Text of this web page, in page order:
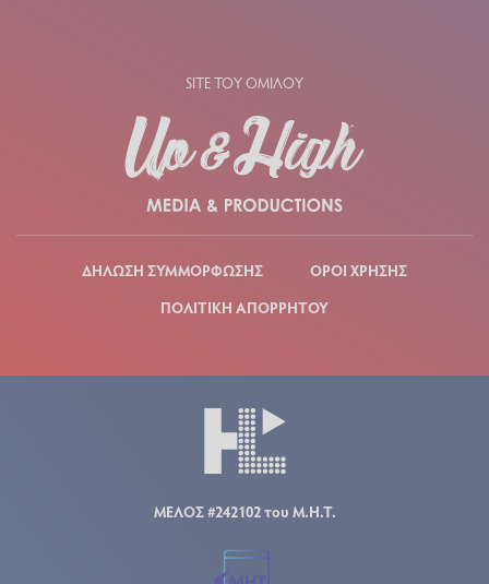
SITE ΤΟΥ ΟΜΙΛΟΥ
ΔΗΛΩΣΗ ΣΥΜΜΟΡΦΩΣΗΣ
ΟΡΟΙ ΧΡΗΣΗΣ
ΠΟΛΙΤΙΚΗ ΑΠΟΡΡΗΤΟΥ
ΜΕΛΟΣ #242102 του Μ.Η.Τ.